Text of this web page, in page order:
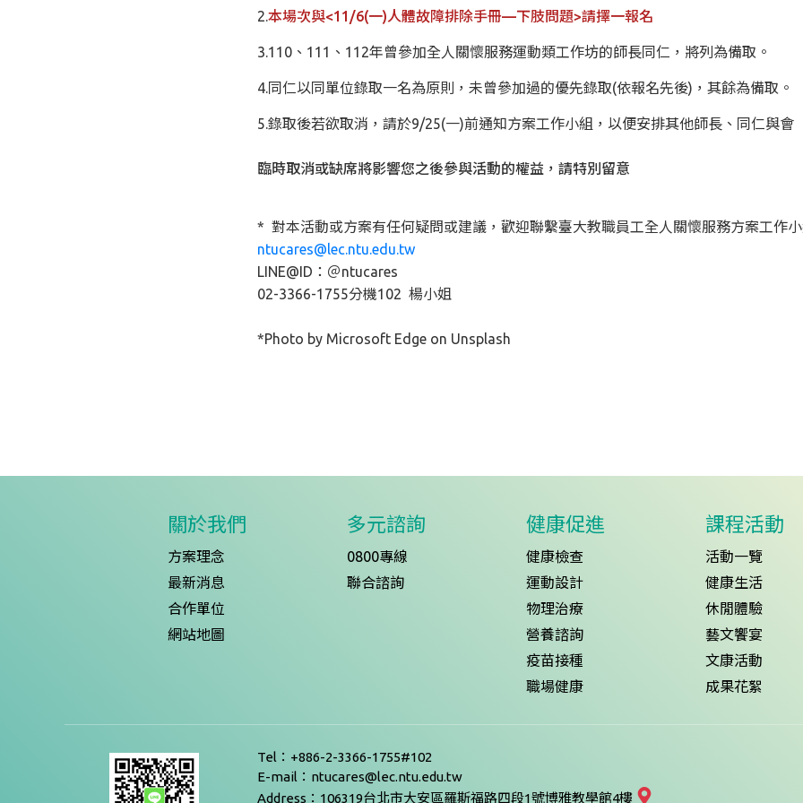
2.本場次與<11/6(一)人體故障排除手冊—下肢問題>請擇一報名
3.110、111、112年曾參加全人關懷服務運動類工作坊的師長同仁，將列為備取。
4.同仁以同單位錄取一名為原則，未曾參加過的優先錄取(依報名先後)，其餘為備取。
5.錄取後若欲取消，請於9/25(一)前通知方案工作小組，以便安排其他師長、同仁與會
臨時取消或缺席將影響您之後參與活動的權益，請特別留意
* 對本活動或方案有任何疑問或建議，歡迎聯繫臺大教職員工全人關懷服務方案工作
ntucares@lec.ntu.edu.tw
LINE@ID：＠ntucares
02-3366-1755分機102 楊小姐
*Photo by Microsoft Edge on Unsplash
關於我們
方案理念
最新消息
合作單位
網站地圖
多元諮詢
0800專線
聯合諮詢
健康促進
健康檢查
運動設計
物理治療
營養諮詢
疫苗接種
職場健康
課程活動
活動一覽
健康生活
休閒體驗
藝文饗宴
文康活動
成果花絮
Tel：+886-2-3366-1755#102
E-mail：ntucares@lec.ntu.edu.tw
Address：106319台北市大安區羅斯福路四段1號博雅教學館4樓